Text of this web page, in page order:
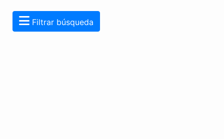
Filtrar búsqueda